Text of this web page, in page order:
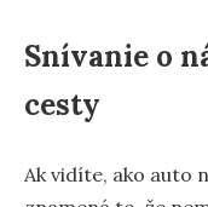
Snívanie o
cesty
Ak vidíte, ako auto